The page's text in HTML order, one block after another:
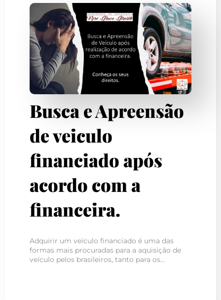
Busca e Apreensão
de veiculo
financiado após
acordo com a
financeira.
Adquirir um veículo financiado é uma das
formas mais procuradas para a aquisição de
veículo pelos brasileiros, tanto para os…